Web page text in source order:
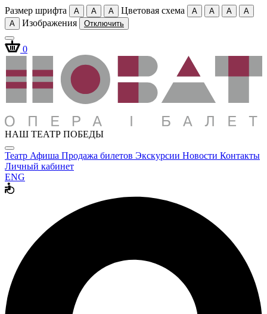
Размер шрифта A A A Цветовая схема A A A
A
A
Изображения Отключить
0
НАШ ТЕАТР ПОБЕДЫ
Театр Афиша Продажа билетов Экскурсии Новости Контакты
Личный кабинет
ENG